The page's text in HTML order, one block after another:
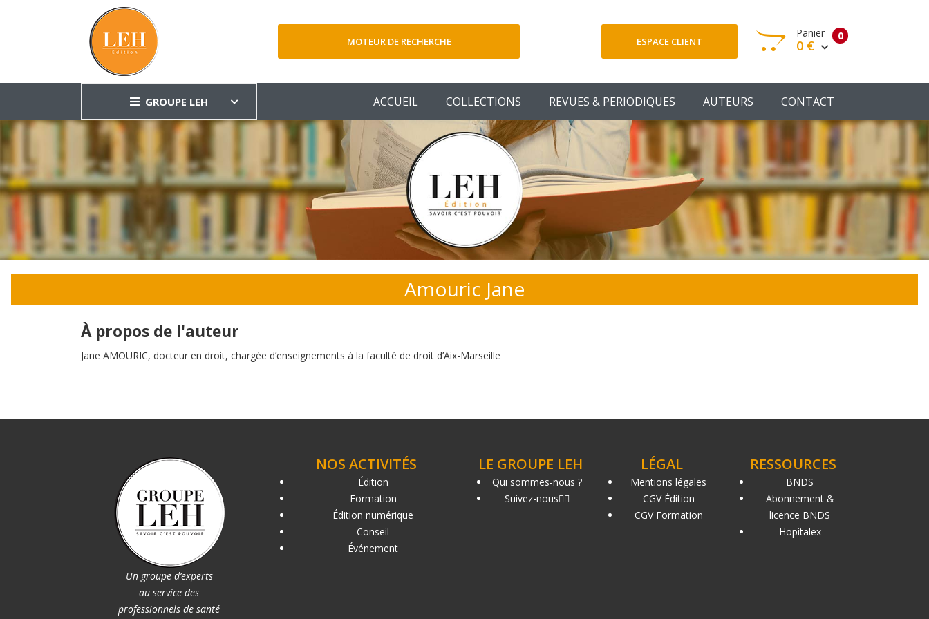
MOTEUR DE RECHERCHE ESPACE CLIENT 0
Panier
0 €
Votre panier est vide
Votre Panier
GROUPE LEH ACCUEIL COLLECTIONS REVUES & PERIODIQUES AUTEURS CONTACT
Amouric Jane
À propos de l'auteur
Jane AMOURIC, docteur en droit, chargée d’enseignements à la faculté de droit d’Aix-Marseille
Un groupe d’experts
au service des
professionnels de santé
NOS ACTIVITÉS
Édition
Formation
Édition numérique
Conseil
Événement
LE GROUPE LEH
Qui sommes-nous ?
Suivez-nous
LÉGAL
Mentions légales
CGV Édition
CGV Formation
RESSOURCES
BNDS
Abonnement &
licence BNDS
Hopitalex